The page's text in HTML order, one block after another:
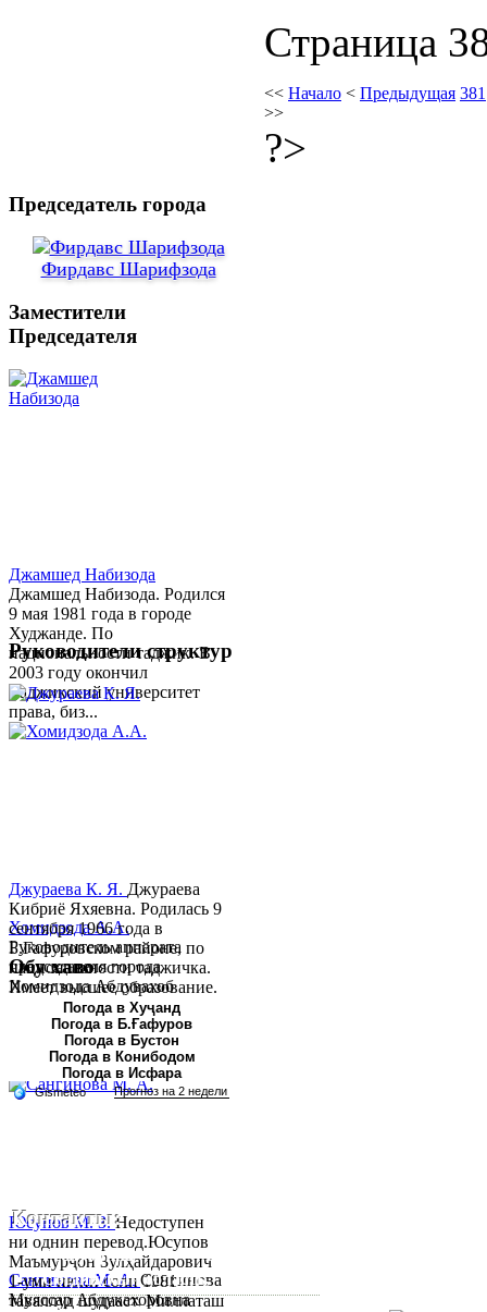
Страница
<< Начало < Предыдущая 381
>>
?>
Председатель города
Фирдавс Шарифзода
Заместители
Председателя
Джамшед Набизода
Джамшед Набизода. Родился
9 мая 1981 года в городе
Худжанде. По
национальности таджик. В
2003 году окончил
Таджикский университет
права, биз...
Хомидзода А.А.
Руководитель аппарата
председателя города
Хомидзода Абдувахоб
Абдумаджид родился 8
июня 1978 года в городе
Худжанде. По
национальности...
Сангинова М. А.Сангинова
Муяссар Абдукахоровна
Руководители структур
Джураева К. Я. Джураева
Кибриё Яхяевна. Родилась 9
сентября 1966 года в
Б.Гафуровском районе, по
национальности таджичка.
Имеет высшее образование.
В 1997 ...
Юсупов М. З.Недоступен
ни однин перевод.Юсупов
Маъмурҷон Зулҳайдарович
1-уми июни соли 1981
таваллуд шудааст. Миллаташ
Обу хаво
Погода в Хуҷанд
Погода в Б.Ғафуров
Погода в Бустон
Погода в Конибодом
Погода в Исфара
Контакты:
Республика Таджикистан,
Согдийскый область,